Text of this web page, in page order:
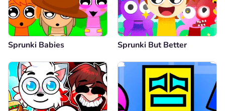
Sprunki Babies Sprunki But Better